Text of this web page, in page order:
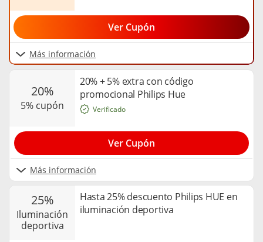
Más información
Ver Cupón
20%
5% cupón
20% + 5% extra con código
promocional Philips Hue
Más información
Verificado
Ver Cupón
25%
iluminación
deportiva
Hasta 25% descuento Philips HUE en
iluminación deportiva